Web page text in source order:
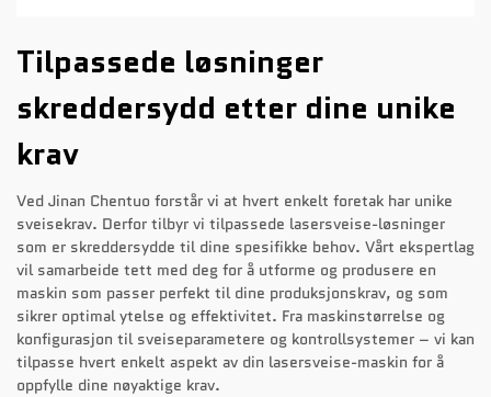
Tilpassede løsninger
skreddersydd etter dine unike
krav
Ved Jinan Chentuo forstår vi at hvert enkelt foretak har unike
sveisekrav. Derfor tilbyr vi tilpassede lasersveise-løsninger
som er skreddersydde til dine spesifikke behov. Vårt ekspertlag
vil samarbeide tett med deg for å utforme og produsere en
maskin som passer perfekt til dine produksjonskrav, og som
sikrer optimal ytelse og effektivitet. Fra maskinstørrelse og
konfigurasjon til sveiseparametere og kontrollsystemer – vi kan
tilpasse hvert enkelt aspekt av din lasersveise-maskin for å
oppfylle dine nøyaktige krav.